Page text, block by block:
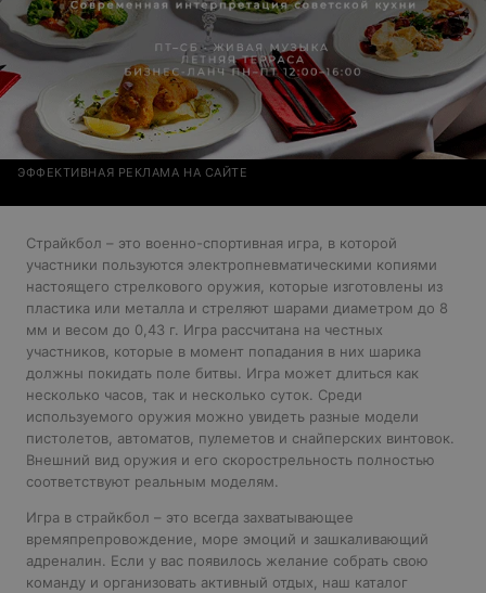
ЭФФЕКТИВНАЯ РЕКЛАМА НА САЙТЕ
Страйкбол – это военно-спортивная игра, в которой
участники пользуются электропневматическими копиями
настоящего стрелкового оружия, которые изготовлены из
пластика или металла и стреляют шарами диаметром до 8
мм и весом до 0,43 г. Игра рассчитана на честных
участников, которые в момент попадания в них шарика
должны покидать поле битвы. Игра может длиться как
несколько часов, так и несколько суток. Среди
используемого оружия можно увидеть разные модели
пистолетов, автоматов, пулеметов и снайперских винтовок.
Внешний вид оружия и его скорострельность полностью
соответствуют реальным моделям.
Игра в страйкбол – это всегда захватывающее
времяпрепровождение, море эмоций и зашкаливающий
адреналин. Если у вас появилось желание собрать свою
команду и организовать активный отдых, наш каталог